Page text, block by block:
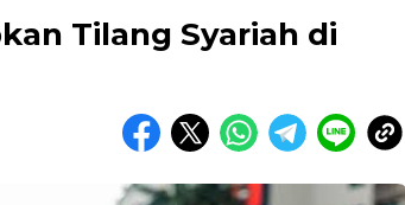
Tilang Syariah di